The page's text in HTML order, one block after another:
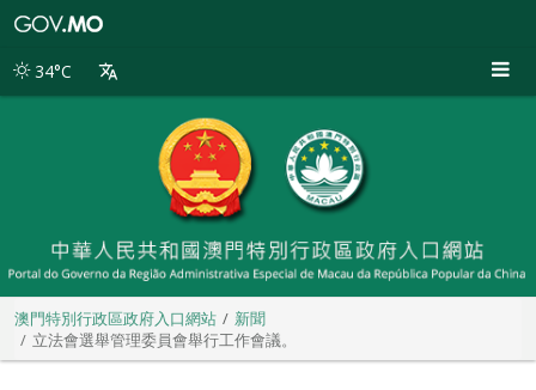
別
34°C
澳門特別行政區政府入口網站
新聞
立法會選舉管理委員會舉行工作會議。